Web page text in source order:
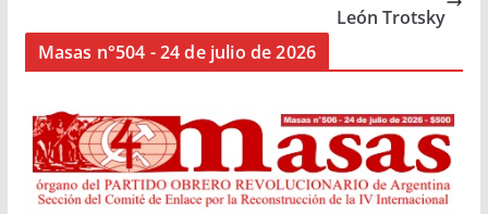
León Trotsky
Masas n°504 - 24 de julio de 2026